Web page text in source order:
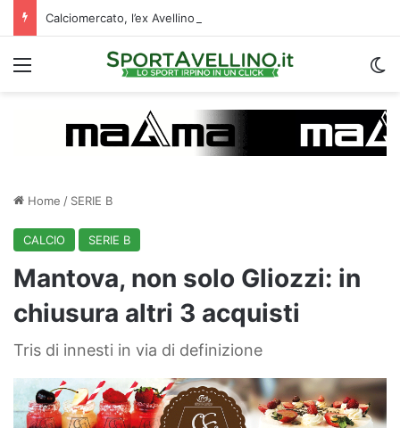
Menu
Home / SERIE B
CALCIO SERIE B
Mantova, non solo Gliozzi: in
chiusura altri 3 acquisti
Tris di innesti in via di definizione